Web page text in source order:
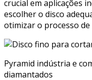
crucial em aplicações
escolher o disco
otimizar o processo de
Pyramid indústria e
diamantados